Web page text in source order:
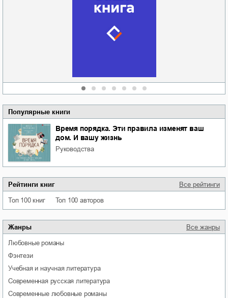
Популярные книги
Время порядка. Эти правила изменят ваш
дом. И вашу жизнь
руководства
Рейтинги книг Все рейтинги
Топ 100 книг Топ 100 авторов
Жанры Все жанры
любовные романы
фэнтези
учебная и научная литература
современная русская литература
современные любовные романы